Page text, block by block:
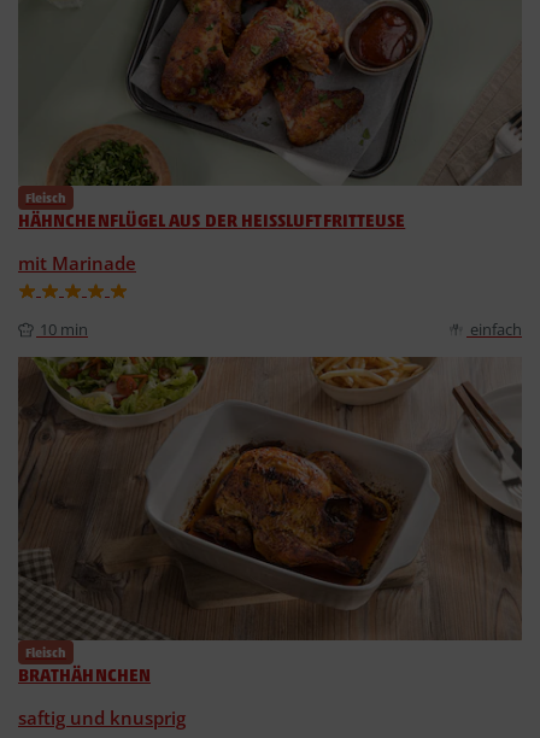
Fleisch
HÄHNCHENFLÜGEL AUS DER HEISSLUFTFRITTEUSE
mit Marinade
10 min einfach
Fleisch
BRATHÄHNCHEN
saftig und knusprig